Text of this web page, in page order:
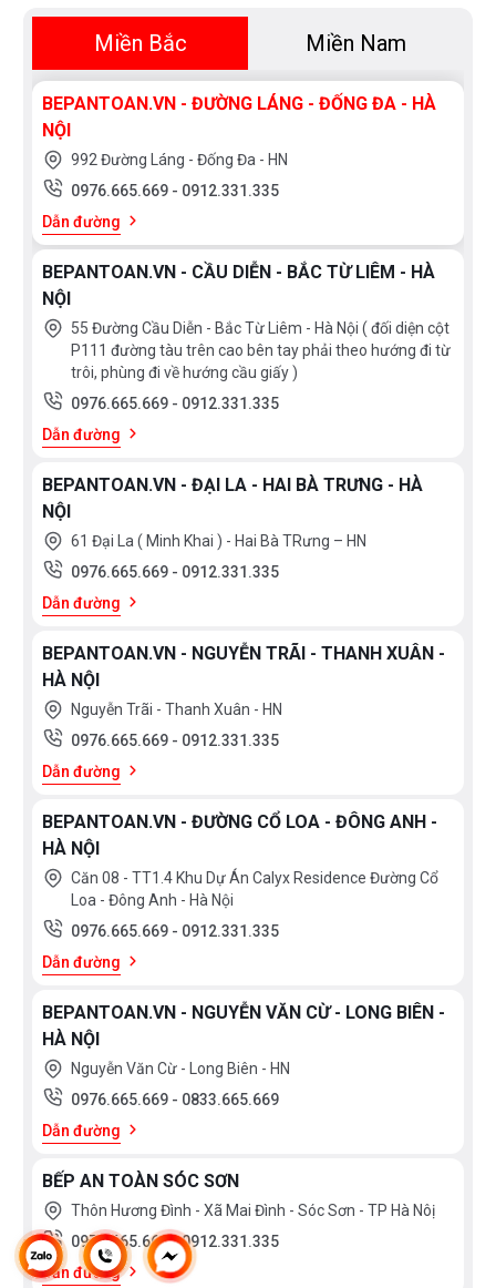
Miền Bắc Miền Nam
BEPANTOAN.VN - ĐƯỜNG LÁNG - ĐỐNG ĐA - HÀ
NỘI
992 Đường Láng - Đống Đa - HN
0976.665.669 - 0912.331.335
Dẫn đường
BEPANTOAN.VN - CẦU DIỄN - BẮC TỪ LIÊM - HÀ
NỘI
55 Đường Cầu Diễn - Bắc Từ Liêm - Hà Nội ( đối diện cột
P111 đường tàu trên cao bên tay phải theo hướng đi từ
trôi, phùng đi về hướng cầu giấy )
0976.665.669 - 0912.331.335
Dẫn đường
BEPANTOAN.VN - ĐẠI LA - HAI BÀ TRƯNG - HÀ
NỘI
61 Đại La ( Minh Khai ) - Hai Bà TRưng – HN
0976.665.669 - 0912.331.335
Dẫn đường
BEPANTOAN.VN - NGUYỄN TRÃI - THANH XUÂN -
HÀ NỘI
Nguyễn Trãi - Thanh Xuân - HN
0976.665.669 - 0912.331.335
Dẫn đường
BEPANTOAN.VN - ĐƯỜNG CỔ LOA - ĐÔNG ANH -
HÀ NỘI
Căn 08 - TT1.4 Khu Dự Án Calyx Residence Đường Cổ
Loa - Đông Anh - Hà Nội
0976.665.669 - 0912.331.335
Dẫn đường
BEPANTOAN.VN - NGUYỄN VĂN CỪ - LONG BIÊN -
HÀ NỘI
Nguyễn Văn Cừ - Long Biên - HN
0976.665.669 - 0833.665.669
Dẫn đường
BẾP AN TOÀN SÓC SƠN
Thôn Hương Đình - Xã Mai Đình - Sóc Sơn - TP Hà Nôị
0976.665.669-0912.331.335
Dẫn đường